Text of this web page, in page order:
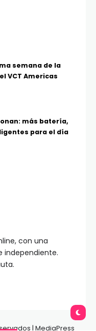
con una
independiente.
semana de la
VCT Americas
más batería,
para el día
| MediaPress